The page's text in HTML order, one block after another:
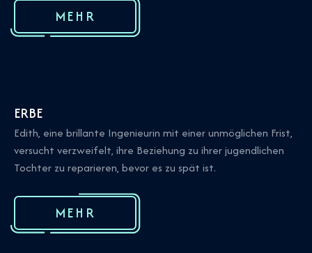
MEHR
ERBE
Edith, eine brillante Ingenieurin mit einer unmöglichen Frist,
versucht verzweifelt, ihre Beziehung zu ihrer jugendlichen
Tochter zu reparieren, bevor es zu spät ist.
MEHR